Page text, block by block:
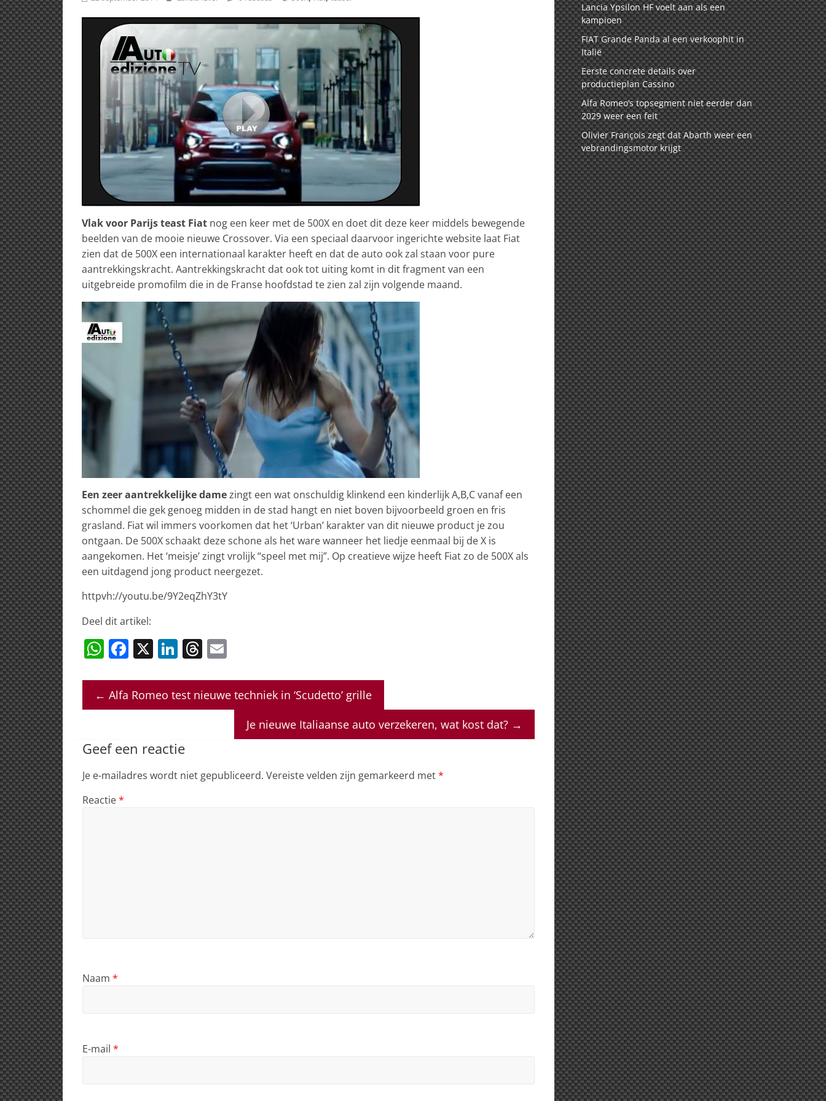
Vlak voor Parijs teast Fiat nog een keer met de 500X en doet dit deze keer middels bewegende
beelden van de mooie nieuwe Crossover. Via een speciaal daarvoor ingerichte website laat Fiat
zien dat de 500X een internationaal karakter heeft en dat de auto ook zal staan voor pure
aantrekkingskracht. Aantrekkingskracht dat ook tot uiting komt in dit fragment van een
uitgebreide promofilm die in de Franse hoofdstad te zien zal zijn volgende maand.
Een zeer aantrekkelijke damezingt een wat onschuldig klinkend een kinderlijk A,B,C vanaf een
schommel die gek genoeg midden in de stad hangt en niet boven bijvoorbeeld groen en fris
grasland. Fiat wil immers voorkomen dat het ‘Urban’ karakter van dit nieuwe product je zou
ontgaan. De 500X schaakt deze schone als het ware wanneer het liedje eenmaal bij de X is
aangekomen. Het ‘meisje’ zingt vrolijk “speel met mij”. Op creatieve wijze heeft Fiat zo de 500X als
een uitdagend jong product neergezet.
httpvh://youtu.be/9Y2eqZhY3tY
Deel dit artikel:
W
at
s
p
F
c
e
o
o
k
X Li
k
e
n
T
re
a
ai
l
← Alfa Romeo test nieuwe techniek in ‘Scudetto’ grille
Je nieuwe Italiaanse auto verzekeren, wat kost dat? →
Geef een reactie
Je e-mailadres wordt niet gepubliceerd. Vereiste velden zijn gemarkeerd met*
Reactie*
Naam *
E-mail *
Lancia Ypsilon HF voelt aan als een
kampioen
FIAT Grande Panda al een verkoophit in
Italië
Eerste concrete details over
productieplan Cassino
Alfa Romeo’s topsegment niet eerder dan
2029 weer een feit
Olivier François zegt dat Abarth weer een
vebrandingsmotor krijgt